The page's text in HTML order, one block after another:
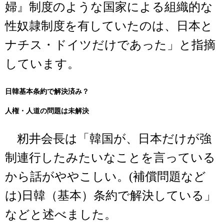
婦』制度のような国家による組織的な
性奴隷制度を有していたのは、日本と
ナチス・ドイツだけであった」と指摘
しています。
日韓基本条約で解決済み？
人権・人道の問題は未解決
籾井会長は「韓国が、日本だけが強
制連行したみたいなことを言っている
から話がややこしい。(補償問題など
は)日韓（基本）条約で解決している」
などと述べました。